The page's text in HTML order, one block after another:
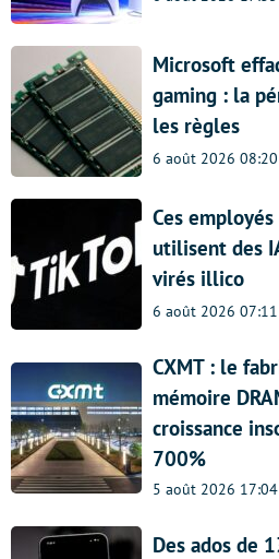
Microsoft
gaming : la
les règles
6 août 2026 08:20
Ces
utilisent des
virés illico
6 août 2026 07:11
CXMT : le
mémoire
croissance
700%
5 août 2026 17:04
Des ados de